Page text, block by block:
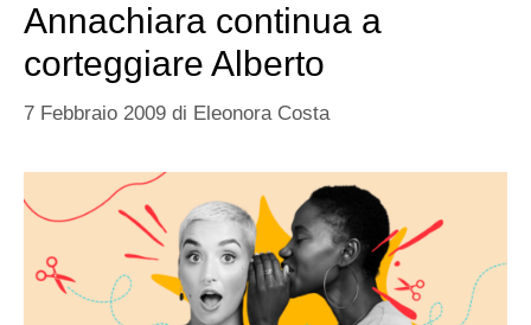
Annachiara continua a
corteggiare Alberto
7 Febbraio 2009 di Eleonora Costa